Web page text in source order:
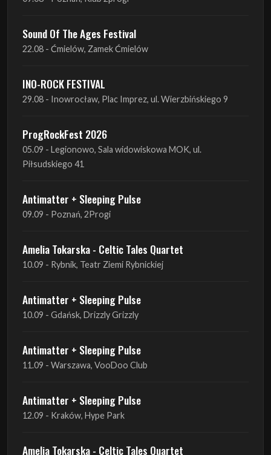
INO-ROCK FESTIVAL
29.08 - Inowrocław, Plac Imprez, ul. Wierzbińskiego 9
ProgRockFest 2026
Antimatter + Sleeping Pulse
09.09 - Poznań, 2Progi
Amelia Tokarska - Celtic Tales Quartet
10.09 - Rybnik, Teatr Ziemi Rybnickiej
Antimatter + Sleeping Pulse
Antimatter + Sleeping Pulse
11.09 - Warszawa, VooDoo Club
Antimatter + Sleeping Pulse
12.09 - Kraków, Hype Park
Amelia Tokarska - Celtic Tales Quartet
19.09 - Brześć Kujawski, Wahadło
Liquid Shadows